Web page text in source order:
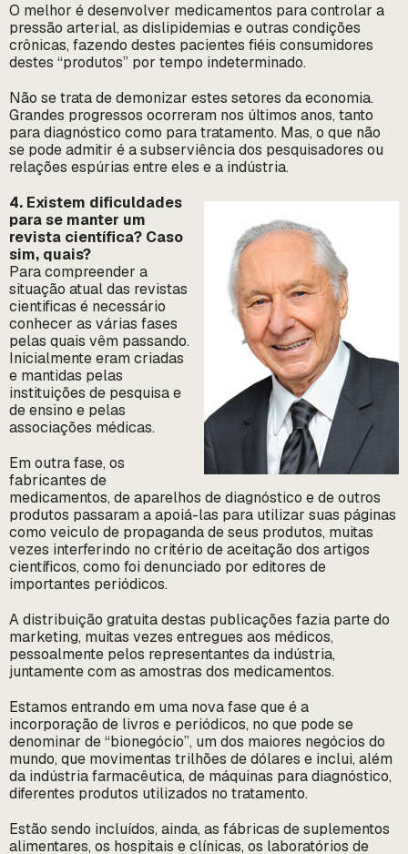
O melhor é desenvolver medicamentos para controlar a
pressão arterial, as dislipidemias e outras condições
crônicas, fazendo destes pacientes fiéis consumidores
destes “produtos” por tempo indeterminado.
Não se trata de demonizar estes setores da economia.
Grandes progressos ocorreram nos últimos anos, tanto
para diagnóstico como para tratamento. Mas, o que não
se pode admitir é a subserviência dos pesquisadores ou
relações espúrias entre eles e a indústria.
4. Existem dificuldades
para se manter um
revista científica? Caso
sim, quais?
Para compreender a
situação atual das revistas
cientificas é necessário
conhecer as várias fases
pelas quais vêm passando.
Inicialmente eram criadas
e mantidas pelas
instituições de pesquisa e
de ensino e pelas
associações médicas.
Em outra fase, os
fabricantes de
medicamentos, de aparelhos de diagnóstico e de outros
produtos passaram a apoiá-las para utilizar suas páginas
como veiculo de propaganda de seus produtos, muitas
vezes interferindo no critério de aceitação dos artigos
científicos, como foi denunciado por editores de
importantes periódicos.
A distribuição gratuita destas publicações fazia parte do
marketing, muitas vezes entregues aos médicos,
pessoalmente pelos representantes da indústria,
juntamente com as amostras dos medicamentos.
Estamos entrando em uma nova fase que é a
incorporação de livros e periódicos, no que pode se
denominar de “bionegócio”, um dos maiores negócios do
mundo, que movimentas trilhões de dólares e inclui, além
da indústria farmacêutica, de máquinas para diagnóstico,
diferentes produtos utilizados no tratamento.
Estão sendo incluídos, ainda, as fábricas de suplementos
alimentares, os hospitais e clínicas, os laboratórios de